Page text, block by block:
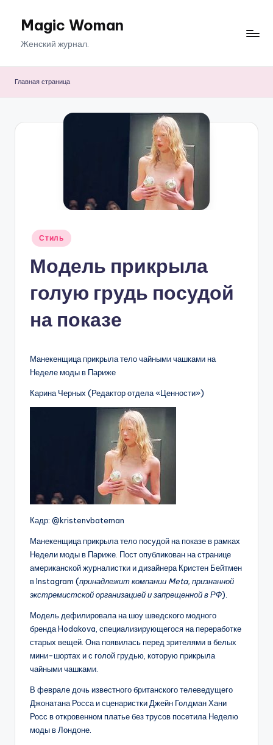
ПерейтиMagic Woman
Женский журнал.
Главная страница
Опубликовано
Стиль
Модель прикрыла
голую грудь посудой
на показе
Манекенщица прикрыла тело чайными чашками на
Неделе моды в Париже
Карина Черных (Редактор отдела «Ценности»)
Кадр: @kristenvbateman
Манекенщица прикрыла тело посудой на показе в рамках
Недели моды в Париже. Пост опубликован на странице
американской журналистки и дизайнера Кристен Бейтмен
в Instagram (принадлежит компании Meta, признанной
экстремистской организацией и запрещенной в РФ).
Модель дефилировала на шоу шведского модного
бренда Hodakova, специализирующегося на переработке
старых вещей. Она появилась перед зрителями в белых
мини-шортах и с голой грудью, которую прикрыла
чайными чашками.
В феврале дочь известного британского телеведущего
Джонатана Росса и сценаристки Джейн Голдман Хани
Росс в откровенном платье без трусов посетила Неделю
моды в Лондоне.